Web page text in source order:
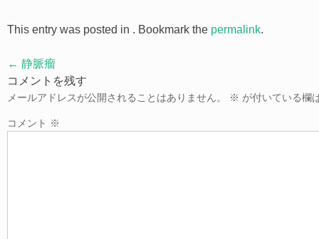
This entry was posted in . Bookmark the permalink.
Post
navigation
← 静脈瘤
コメントを残す
メールアドレスが公開されることはありません。 ※ が付いている欄
コメント ※